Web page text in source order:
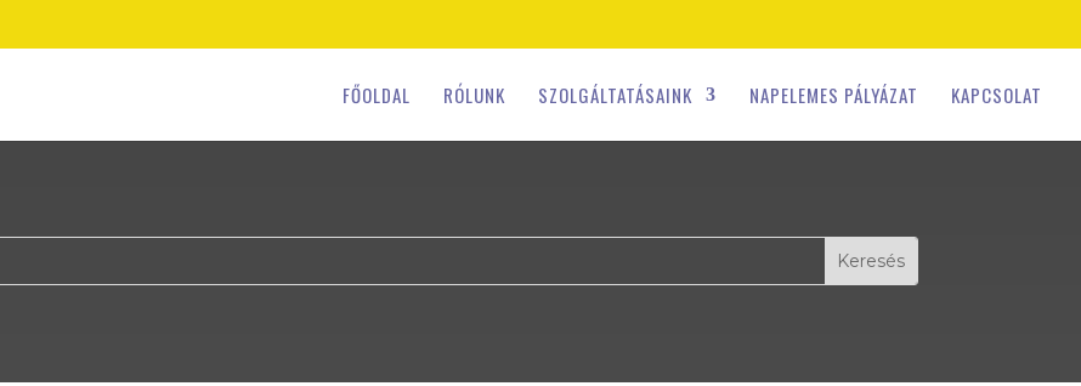
FŐOLDAL RÓLUNK SZOLGÁLTATÁSAINK NAPELEMES PÁLYÁZAT KAPCSOLAT